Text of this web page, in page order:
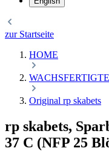
zur Startseite
HOME
Original rp skabets
rp skabets,
37 C (NFP 25